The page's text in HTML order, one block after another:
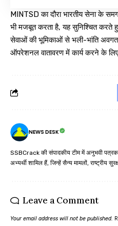
MINTSD का दौरा भारतीय सेना के
भी मजबूत करता है, यह सुनिश्चित करते
सेवाओं की भूमिकाओं से भली-भांति
ऑपरेशनल वातावरण में कार्य करने के
NEWS DESK
SSBCrack की संपादकीय टीम में अनुभवी
अभ्यर्थी शामिल हैं, जिन्हें सैन्य मामलों, राष्ट्रीय
Leave a Comment
Your email address will not be published.